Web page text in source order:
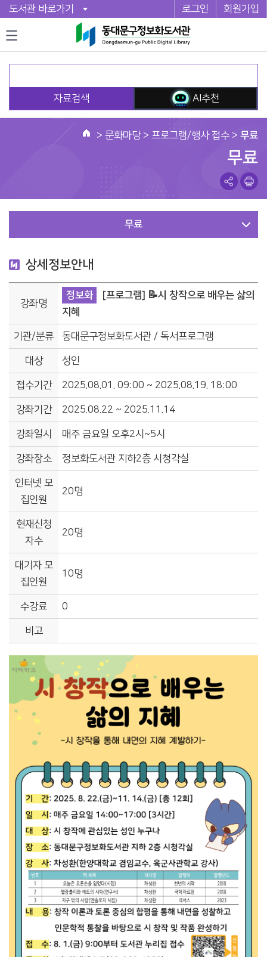
도서관 바로가기 로그인 회원가입
자료검색 AI추천
홈
> 문화마당> 프로그램/행사 접수 > 무료
무료
무료
상세정보안내
강좌명
정보화
[프로그램] 📝시 창작으로 배우는 삶의
지혜
기관/분류 동대문구정보화도서관 / 독서프로그램
대상 성인
접수기간 2025.08.01. 09:00 ~ 2025.08.19. 18:00
강좌기간 2025.08.22 ~ 2025.11.14
강좌일시 매주 금요일 오후2시~5시
강좌장소 정보화도서관 지하2층 시청각실
인터넷 모
집인원
20명
현재신청
자수
20명
대기자 모
집인원
10명
수강료 0
비고